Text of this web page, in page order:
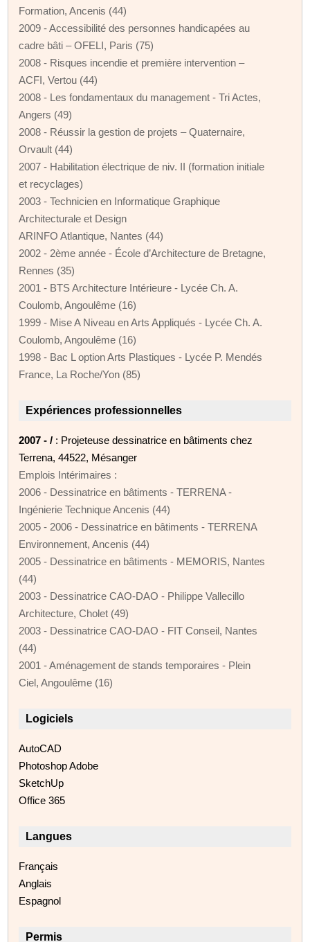
Formation, Ancenis (44)
2009 - Accessibilité des personnes handicapées au
cadre bâti – OFELI, Paris (75)
2008 - Risques incendie et première intervention –
ACFI, Vertou (44)
2008 - Les fondamentaux du management - Tri Actes,
Angers (49)
2008 - Réussir la gestion de projets – Quaternaire,
Orvault (44)
2007 - Habilitation électrique de niv. II (formation initiale
et recyclages)
2003 - Technicien en Informatique Graphique
Architecturale et Design
ARINFO Atlantique, Nantes (44)
2002 - 2ème année - École d’Architecture de Bretagne,
Rennes (35)
2001 - BTS Architecture Intérieure - Lycée Ch. A.
Coulomb, Angoulême (16)
1999 - Mise A Niveau en Arts Appliqués - Lycée Ch. A.
Coulomb, Angoulême (16)
1998 - Bac L option Arts Plastiques - Lycée P. Mendés
France, La Roche/Yon (85)
Expériences professionnelles
2007 - / : Projeteuse dessinatrice en bâtiments chez
Terrena, 44522, Mésanger
Emplois Intérimaires :
2006 - Dessinatrice en bâtiments - TERRENA -
Ingénierie Technique Ancenis (44)
2005 - 2006 - Dessinatrice en bâtiments - TERRENA
Environnement, Ancenis (44)
2005 - Dessinatrice en bâtiments - MEMORIS, Nantes
(44)
2003 - Dessinatrice CAO-DAO - Philippe Vallecillo
Architecture, Cholet (49)
2003 - Dessinatrice CAO-DAO - FIT Conseil, Nantes
(44)
2001 - Aménagement de stands temporaires - Plein
Ciel, Angoulême (16)
Logiciels
AutoCAD
Photoshop Adobe
SketchUp
Office 365
Langues
Français
Anglais
Espagnol
Permis